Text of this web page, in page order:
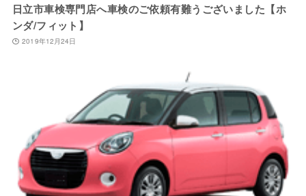
日立市車検専門店へ車検のご依頼有難うございました【ホ
ンダ/フィット】
2019年12月24日